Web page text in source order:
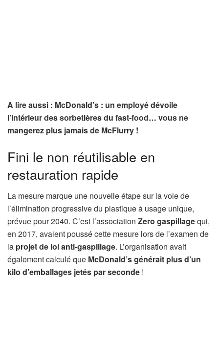
A lire aussi : McDonald’s : un employé dévoile
l’intérieur des sorbetières du fast-food… vous ne
mangerez plus jamais de McFlurry !
Fini le non réutilisable en
restauration rapide
La mesure marque une nouvelle étape sur la voie de
l’élimination progressive du plastique à usage unique,
prévue pour 2040. C’est l’association Zero gaspillagequi,
en 2017, avaient poussé cette mesure lors de l’examen de
la projet de loi anti-gaspillage. L’organisation avait
également calculé que McDonald’s générait plus d’un
kilo d’emballages jetés par seconde !